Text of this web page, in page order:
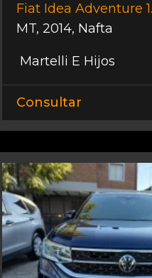
Fiat Idea Adventure
MT, 2014, Nafta
Martelli E Hijos
Consultar